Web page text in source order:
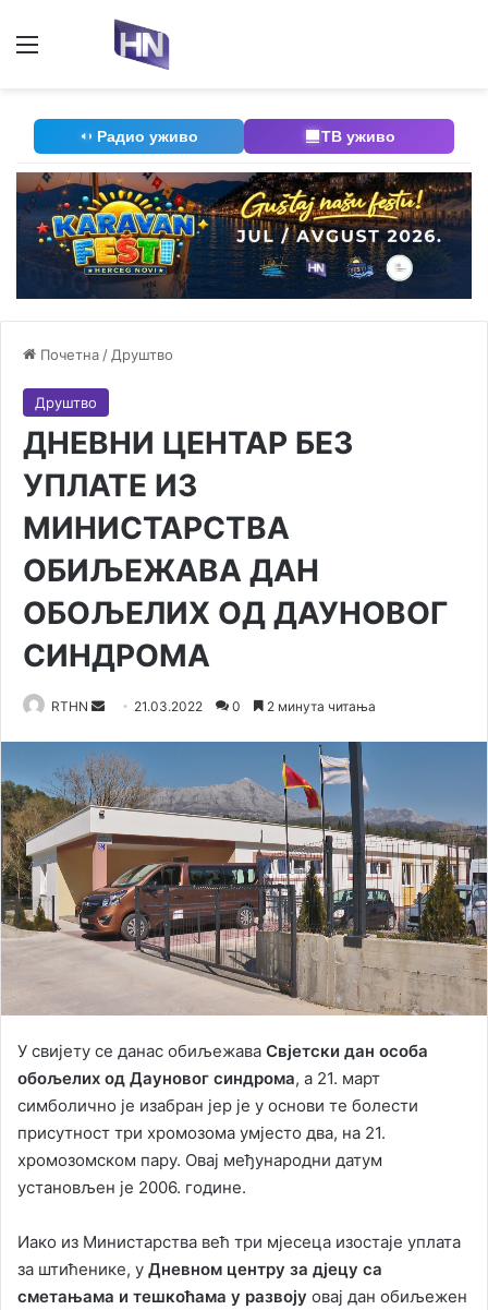
Мени
Радио уживо ТВ уживо
Почетна / Друштво
Друштво
ДНЕВНИ ЦЕНТАР БЕЗ
УПЛАТЕ ИЗ
МИНИСТАРСТВА
ОБИЉЕЖАВА ДАН
ОБОЉЕЛИХ ОД ДАУНОВОГ
СИНДРОМА
RTHN
Send
email
21.03.2022 0 2 минута читања
У свијету се данас обиљежава Свјетски дан особа
обољелих од Дауновог синдрома, а 21. март
симболично је изабран јер је у основи те болести
присутност три хромозома умјесто два, на 21.
хромозомском пару. Овај међународни датум
установљен је 2006. године.
Иако из Министарства већ три мјесеца изостаје уплата
за штићенике, у Дневном центру за дјецу са
сметањама и тешкоћама у развоју овај дан обиљежен